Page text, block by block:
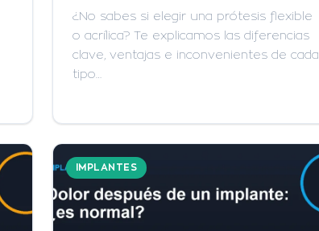
¿No sabes si elegir una prótesis flexible
o acrílica? Te explicamos las diferencias
clave, ventajas e inconvenientes de cada
tipo…
IMPLANTES